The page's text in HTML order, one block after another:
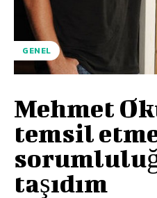
GENEL
Mehmet
temsil
taşıdım